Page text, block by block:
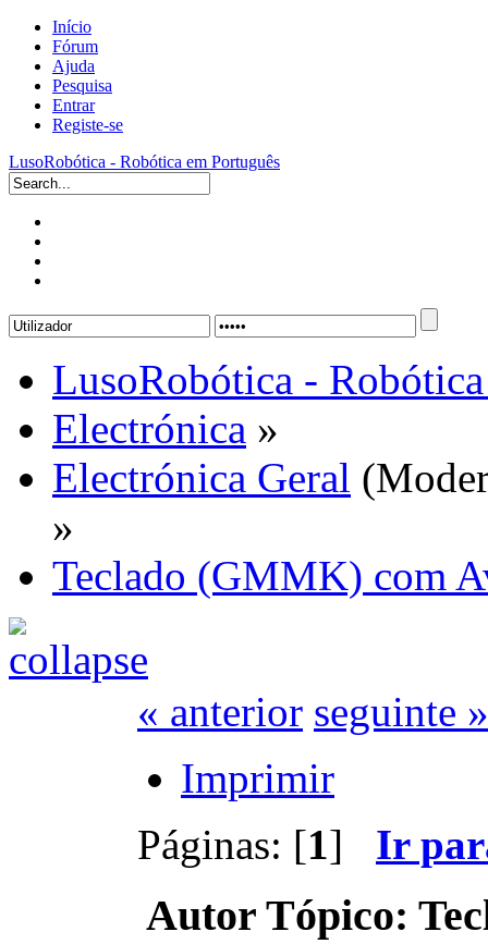
Início
Fórum
Ajuda
Pesquisa
Entrar
Registe-se
LusoRobótica - Robótica em Português
LusoRobótica -
Electrónica »
Electrónica Geral
»
Teclado (GMMK) com
« anterior seguinte »
Imprimir
Páginas: [1] Ir
Autor Tópico: